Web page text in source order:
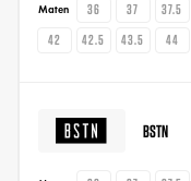
Maten 36 37 37.5
42
42.5 43.5 44
BSTN